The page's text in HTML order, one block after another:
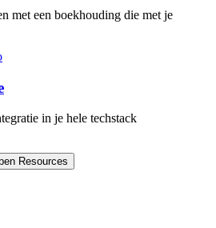
met een boekhouding die met je
in je hele techstack
Resources